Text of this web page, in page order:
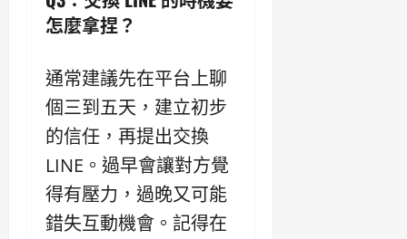
怎麼拿捏？
通常建議先在平台上聊
個三到五天，建立初步
的信任，再提出交換
LINE。過早會讓對方覺
得有壓力，過晚又可能
錯失互動機會。記得在